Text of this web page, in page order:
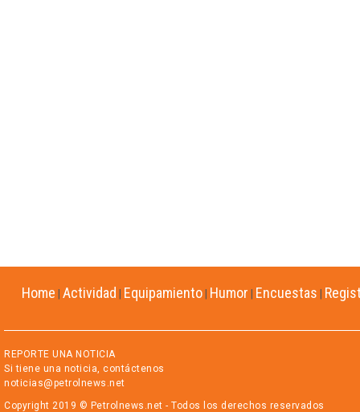
Home Actividad Equipamiento Humor Encuestas
REPORTE UNA NOTICIA
Si tiene una noticia, contáctenos
noticias@petrolnews.net
Copyright 2019 © Petrolnews.net - Todos los derechos reservados